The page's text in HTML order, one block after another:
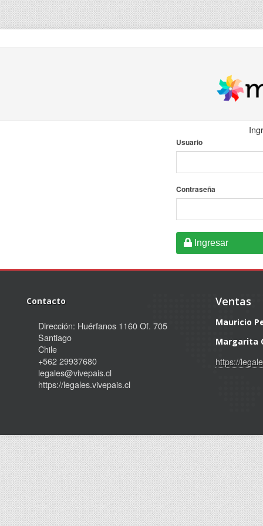
Usuario
Contraseña
Ingresar
Contacto
Dirección: Huérfanos 1160 Of. 705
Santiago
Chile
+562 29937680
legales@vivepais.cl
https://legales.vivepais.cl
Ventas
Mauricio
Margarita
https://